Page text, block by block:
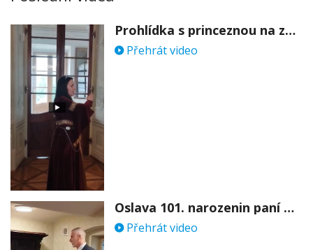
Prohlídka s princeznou na zámku Stekník
Přehrát video
Oslava 101. narozenin paní Věry Skořepové
Přehrát video